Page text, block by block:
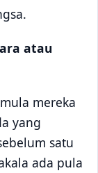
atau
mereka
yang
satu
ada pula